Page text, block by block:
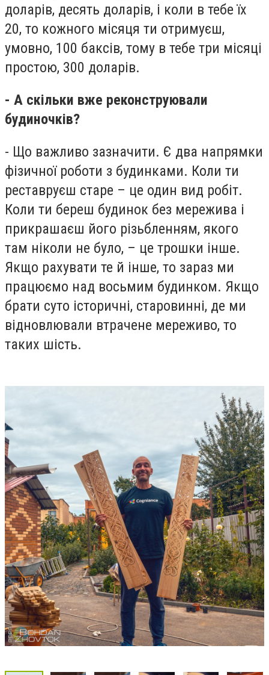
доларів, десять доларів, і коли в тебе їх
20, то кожного місяця ти отримуєш,
умовно, 100 баксів, тому в тебе три місяці
простою, 300 доларів.
- А скільки вже реконструювали
будиночків?
- Що важливо зазначити. Є два напрямки
фізичної роботи з будинками. Коли ти
реставруєш старе – це один вид робіт.
Коли ти береш будинок без мережива і
прикрашаєш його різьбленням, якого
там ніколи не було, – це трошки інше.
Якщо рахувати те й інше, то зараз ми
працюємо над восьмим будинком. Якщо
брати суто історичні, старовинні, де ми
відновлювали втрачене мереживо, то
таких шість.